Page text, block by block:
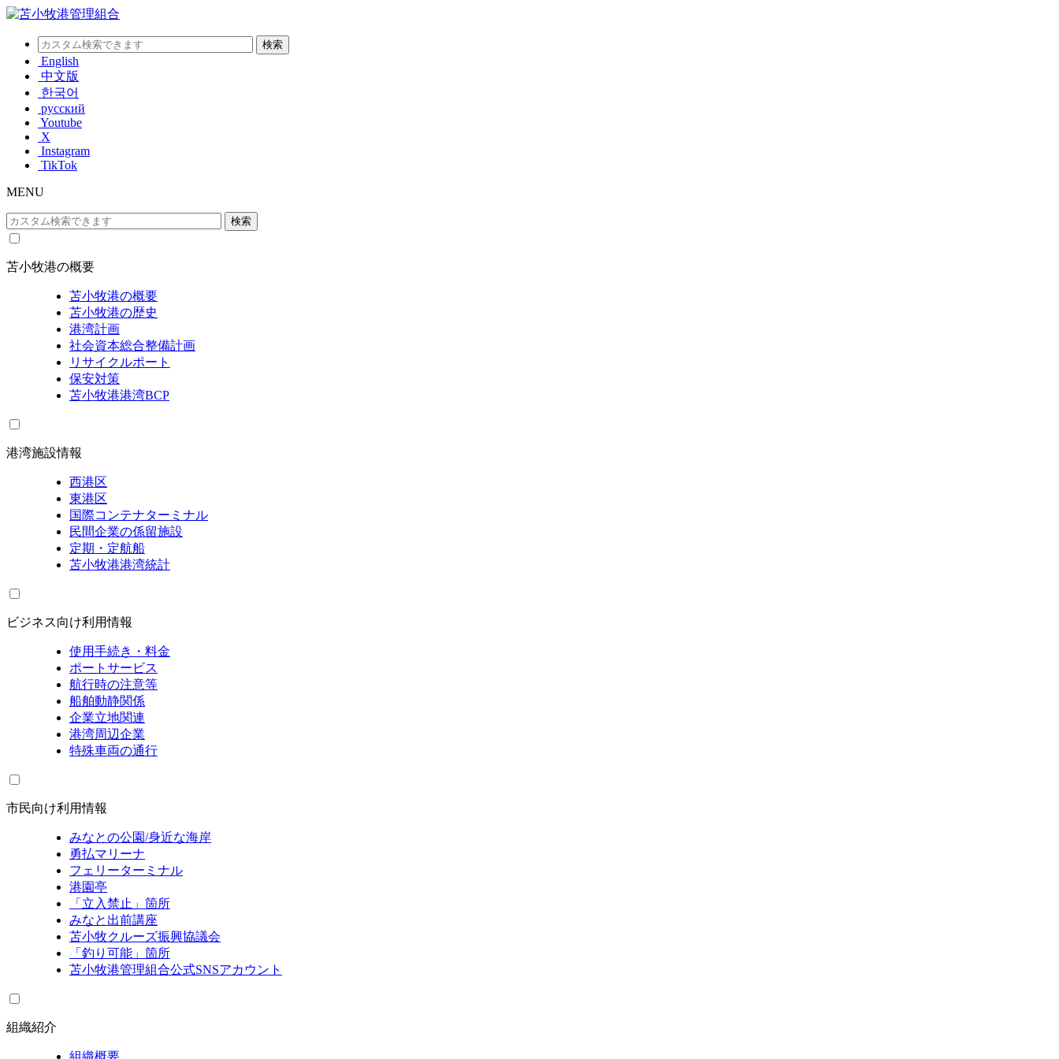
English
中文版
한국어
русский
Youtube
X
Instagram
TikTok
MENU
苫小牧港の概要
苫小牧港の概要
苫小牧港の歴史
港湾計画
社会資本総合整備計画
リサイクルポート
保安対策
苫小牧港港湾BCP
港湾施設情報
西港区
東港区
国際コンテナターミナル
民間企業の係留施設
定期・定航船
苫小牧港港湾統計
ビジネス向け利用情報
使用手続き・料金
ポートサービス
航行時の注意等
船舶動静関係
企業立地関連
港湾周辺企業
特殊車両の通行
市民向け利用情報
みなとの公園/身近な海岸
勇払マリーナ
フェリーターミナル
港園亭
「立入禁止」箇所
みなと出前講座
苫小牧クルーズ振興協議会
「釣り可能」箇所
苫小牧港管理組合公式SNSアカウント
組織紹介
組織概要